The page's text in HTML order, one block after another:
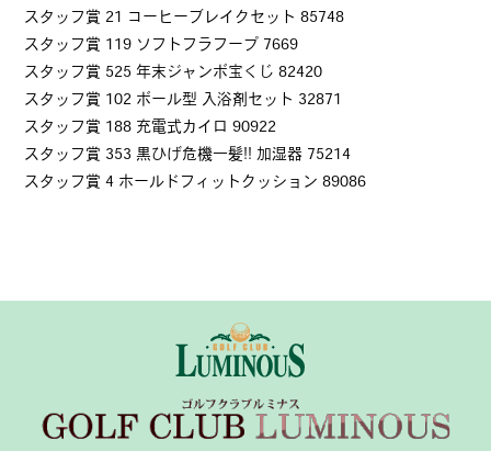
スタッフ賞 21 コーヒーブレイクセット 85748
スタッフ賞 119 ソフトフラフープ 7669
スタッフ賞 525 年末ジャンボ宝くじ 82420
スタッフ賞 102 ボール型 入浴剤セット 32871
スタッフ賞 188 充電式カイロ 90922
スタッフ賞 353 黒ひげ危機一髪!! 加湿器 75214
スタッフ賞 4 ホールドフィットクッション 89086